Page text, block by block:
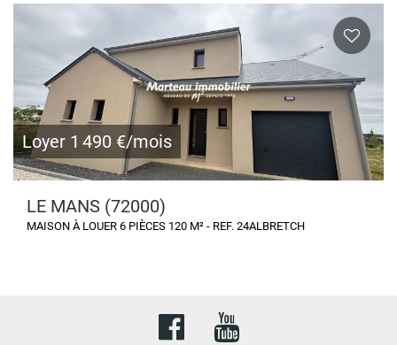
Loyer 1 490 €/mois
LE MANS (72000)
MAISON À LOUER 6 PIÈCES 120 M² - REF. 24ALBRETCH